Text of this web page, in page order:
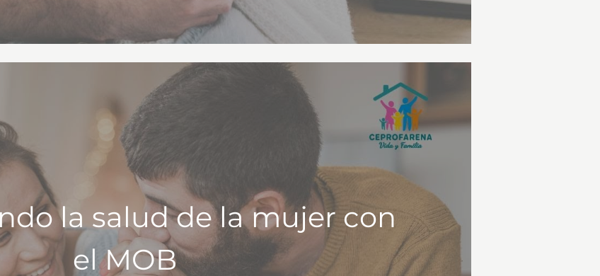
la salud de la mujer con
el MOB